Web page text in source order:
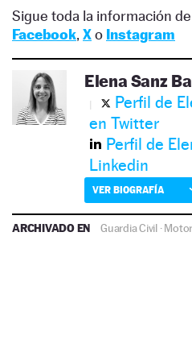
Sigue toda la información
Facebook, Xo Instagram
Elena Sanz
Perfil de
en Twitter
Perfil de
Linkedin
VER BIOGRAFÍA
ARCHIVADO EN Guardia Civil ·